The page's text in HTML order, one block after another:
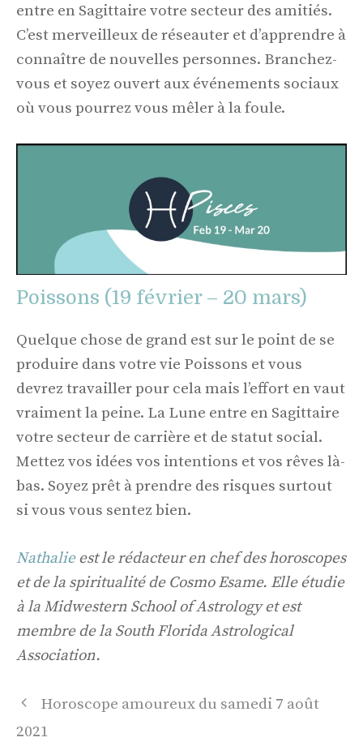
entre en Sagittaire votre secteur des amitiés.
C’est merveilleux de réseauter et d’apprendre à
connaître de nouvelles personnes. Branchez-
vous et soyez ouvert aux événements sociaux
où vous pourrez vous mêler à la foule.
Poissons (19 février – 20 mars)
Quelque chose de grand est sur le point de se
produire dans votre vie Poissons et vous
devrez travailler pour cela mais l’effort en vaut
vraiment la peine. La Lune entre en Sagittaire
votre secteur de carrière et de statut social.
Mettez vos idées vos intentions et vos rêves là-
bas. Soyez prêt à prendre des risques surtout
si vous vous sentez bien.
Nathalieest le rédacteur en chef des horoscopes
et de la spiritualité de Cosmo Esame. Elle étudie
à la Midwestern School of Astrology et est
membre de la South Florida Astrological
Association.
Navigation
des
Horoscope amoureux du samedi 7 août
2021